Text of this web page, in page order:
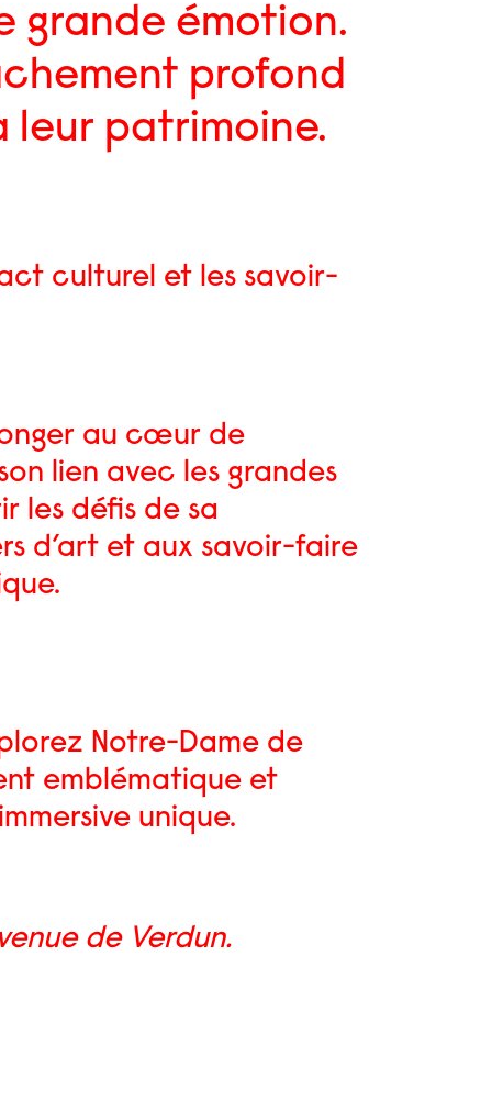
grande émotion.
profond
leur patrimoine.
culturel et les savoir-
au cœur de
lien avec les grandes
les défis de sa
d’art et aux savoir-faire
Notre-Dame de
emblématique et
unique.
de Verdun.